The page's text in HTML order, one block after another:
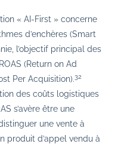
« AI-First » concerne
d’enchères (Smart
l’objectif principal des
(Return on Ad
Per Acquisition).32
des coûts logistiques
s’avère être une
une vente à
produit d’appel vendu à